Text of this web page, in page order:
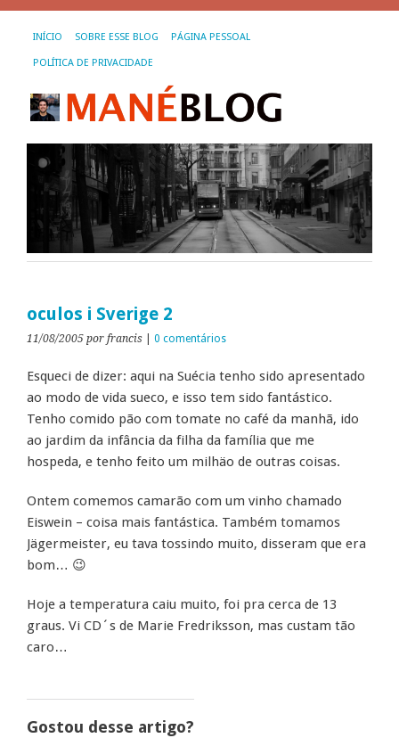
INÍCIO SOBRE ESSE BLOG PÁGINA PESSOAL
POLÍTICA DE PRIVACIDADE
oculos i Sverige 2
11/08/2005 por francis 0 comentários
Esqueci de dizer: aqui na Suécia tenho sido apresentado
ao modo de vida sueco, e isso tem sido fantástico.
Tenho comido pão com tomate no café da manhã, ido
ao jardim da infância da filha da família que me
hospeda, e tenho feito um milhäo de outras coisas.
Ontem comemos camarão com um vinho chamado
Eiswein – coisa mais fantástica. Também tomamos
Jägermeister, eu tava tossindo muito, disseram que era
bom… 😉
Hoje a temperatura caiu muito, foi pra cerca de 13
graus. Vi CD´s de Marie Fredriksson, mas custam tão
caro…
Gostou desse artigo?